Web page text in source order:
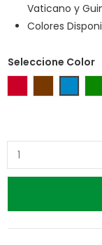
Vaticano y
Colores
Seleccione Color